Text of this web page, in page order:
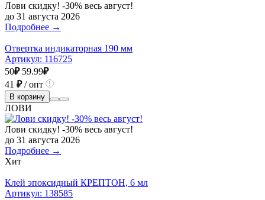
Лови скидку! -30% весь август!
до 31 августа 2026
Подробнее →
Отвертка индикаторная 190 мм
Артикул: 116725
50₽ 59.99₽
41 ₽/ опт
В корзину
ЛОВИ
Лови скидку! -30% весь август!
до 31 августа 2026
Подробнее →
Хит
Клей эпоксидный КРЕПТОН, 6 мл
Артикул: 138585